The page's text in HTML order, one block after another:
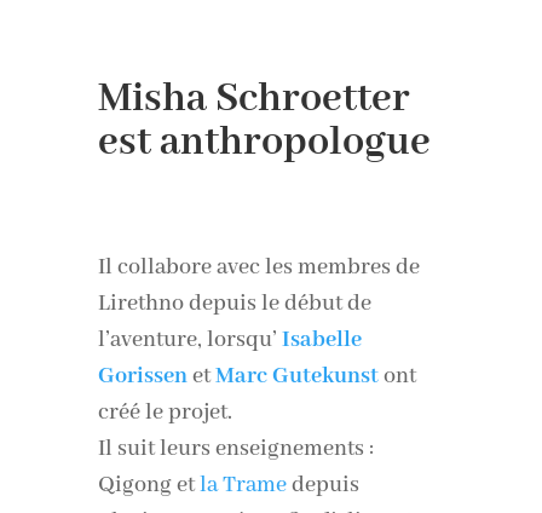
Misha Schroetter
est anthropologue
Il collabore avec les membres de
Lirethno depuis le début de
l’aventure, lorsqu’ Isabelle
GorissenetMarc Gutekunstont
créé le projet.
Il suit leurs enseignements :
Qigong etla Tramedepuis